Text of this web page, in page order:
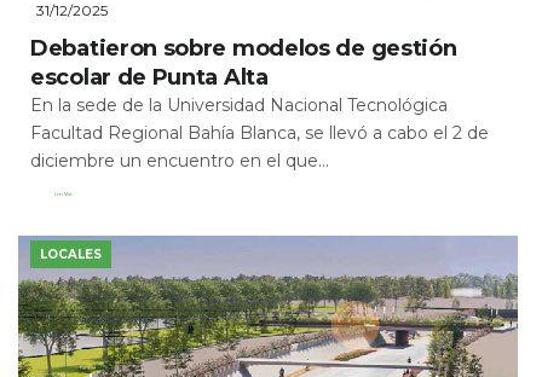
31/12/2025
Debatieron sobre modelos de gestión
escolar de Punta Alta
En la sede de la Universidad Nacional Tecnológica
Facultad Regional Bahía Blanca, se llevó a cabo el 2 de
diciembre un encuentro en el que...
Leer Más
LOCALES